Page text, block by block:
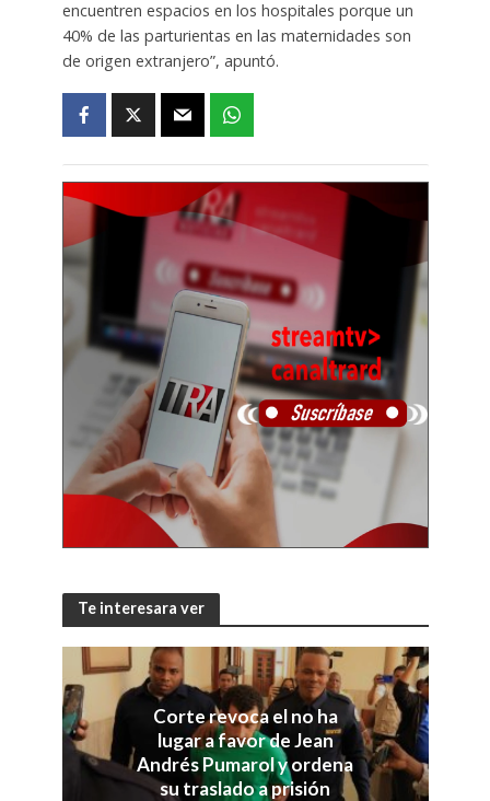
encuentren espacios en los hospitales porque un
40% de las parturientas en las maternidades son
de origen extranjero”, apuntó.
Te interesara ver
Corte revoca el no ha
lugar a favor de Jean
Andrés Pumarol y ordena
su traslado a prisión